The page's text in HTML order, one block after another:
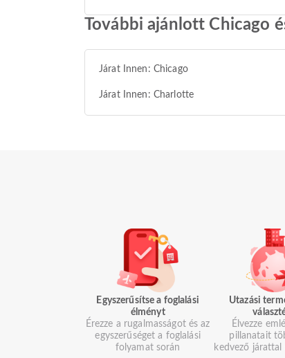
További ajánlott Chicago
Járat Innen: Chicago
Járat Innen: Charlotte
Egyszerűsítse a foglalási
élményt
Érezze a rugalmasságot és az
egyszerűséget a foglalási
folyamat során
Utazási
Élvezze
pillanatait
kedvező járattal